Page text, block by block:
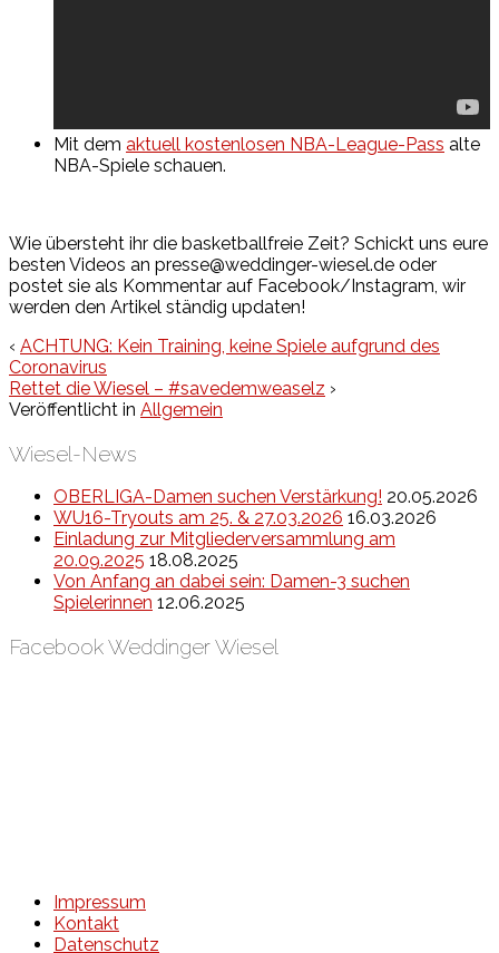
Mit dem aktuell kostenlosen NBA-League-Pass alte
NBA-Spiele schauen.
Wie übersteht ihr die basketballfreie Zeit? Schickt uns eure
besten Videos an presse@weddinger-wiesel.de oder
postet sie als Kommentar auf Facebook/Instagram, wir
werden den Artikel ständig updaten!
‹ ACHTUNG: Kein Training, keine Spiele aufgrund des
Coronavirus
Rettet die Wiesel – #savedemweaselz ›
Veröffentlicht in Allgemein
Wiesel-News
OBERLIGA-Damen suchen Verstärkung! 20.05.2026
WU16-Tryouts am 25. & 27.03.2026 16.03.2026
Einladung zur Mitgliederversammlung am
20.09.2025 18.08.2025
Von Anfang an dabei sein: Damen-3 suchen
Spielerinnen 12.06.2025
Facebook Weddinger Wiesel
Impressum
Kontakt
Datenschutz